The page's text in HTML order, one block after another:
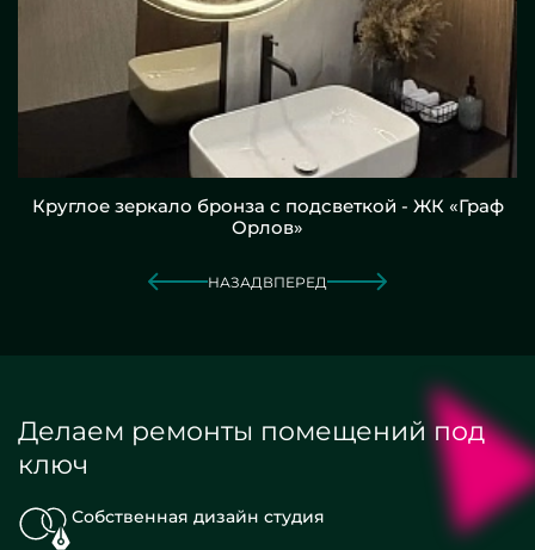
Круглое зеркало бронза с подсветкой - ЖК «Граф
Орлов»
НАЗАД ВПЕРЕД
Делаем ремонты помещений под
ключ
Собственная дизайн студия